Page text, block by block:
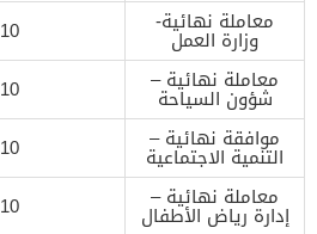
معاملة نهائية-
وزارة العمل
10 دينار بحريني
معاملة نهائية –
شؤون السياحة
10 دينار بحريني
موافقة نهائية –
التنمية الاجتماعية
10 دينار بحريني
معاملة نهائية –
إدارة رياض الأطفال
10 دينار بحريني